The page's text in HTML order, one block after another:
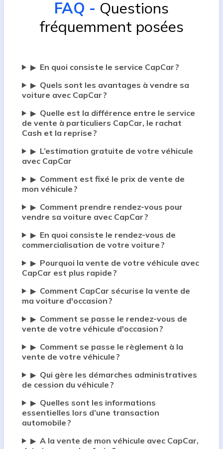
FAQ - Questions
fréquemment posées
▶ En quoi consiste le service CapCar ?
▶ Quels sont les avantages à vendre sa
voiture avec CapCar ?
▶ Quelle est la différence entre le service
de vente à particuliers CapCar, le rachat
Cash et la reprise ?
▶ L’estimation gratuite de votre véhicule
avec CapCar
▶ Comment est fixé le prix de vente de
mon véhicule ?
▶ Comment prendre rendez-vous pour
vendre sa voiture avec CapCar ?
▶ En quoi consiste le rendez-vous de
commercialisation de votre voiture ?
▶ Pourquoi la vente de votre véhicule avec
CapCar est plus rapide ?
▶ Comment CapCar sécurise la vente de
ma voiture d'occasion ?
▶ Comment se passe le rendez-vous de
vente de votre véhicule d'occasion ?
▶ Comment se passe le règlement à la
vente de votre véhicule ?
▶ Qui gère les démarches administratives
de cession du véhicule ?
▶ Quelles sont les informations
essentielles lors d’une transaction
automobile ?
▶ A la vente de mon véhicule avec CapCar,